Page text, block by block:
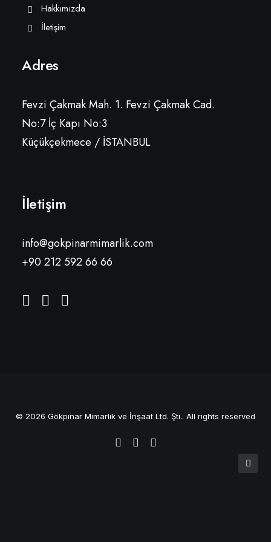
Hakkımızda
İletişim
Adres
Fevzi Çakmak Mah. 1. Fevzi Çakmak Cad.
No:7 İç Kapı No:3
Küçükçekmece / İSTANBUL
İletişim
info@gokpinarmimarlik.com
+90 212 592 66 66
© 2026 Gökpınar Mimarlık ve İnşaat Ltd. Şti.. All rights reserved